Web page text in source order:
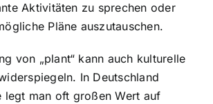
Aktivitäten zu sprechen oder
Pläne auszutauschen.
von „plant“ kann auch kulturelle
In Deutschland
legt man oft großen Wert auf